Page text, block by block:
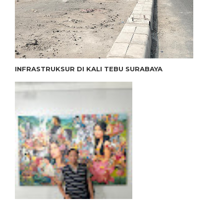
INFRASTRUKSUR DI KALI TEBU SURABAYA